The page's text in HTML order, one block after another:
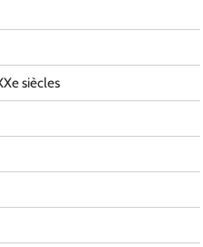
siècles